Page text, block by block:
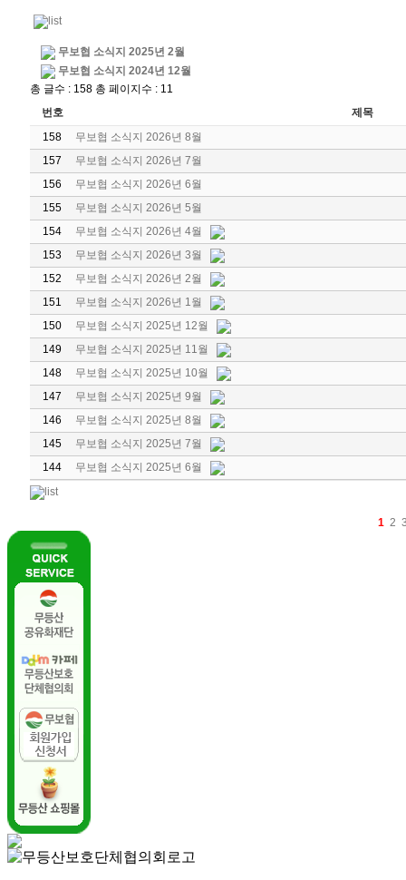
무보협 소식지 2025년 2월
무보협 소식지 2024년 12월
총 글수 : 158 총 페이지수 : 11
번호
제목
158
무보협 소식지 2026년 8월
157
무보협 소식지 2026년 7월
156
무보협 소식지 2026년 6월
155
무보협 소식지 2026년 5월
154
무보협 소식지 2026년 4월
153
무보협 소식지 2026년 3월
152
무보협 소식지 2026년 2월
151
무보협 소식지 2026년 1월
150
무보협 소식지 2025년 12월
149
무보협 소식지 2025년 11월
148
무보협 소식지 2025년 10월
147
무보협 소식지 2025년 9월
146
무보협 소식지 2025년 8월
145
무보협 소식지 2025년 7월
144
무보협 소식지 2025년 6월
1 2